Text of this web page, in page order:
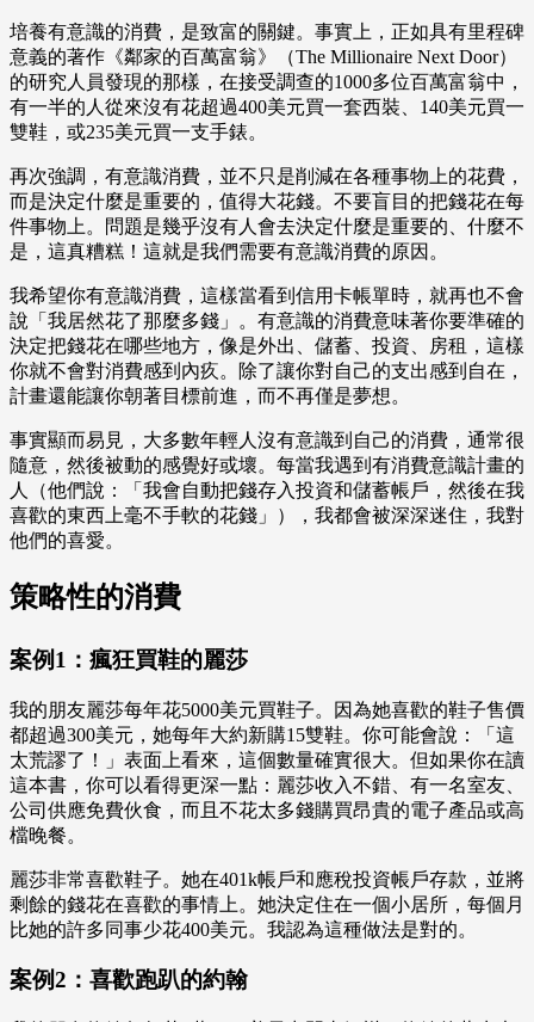
培養有意識的消費，是致富的關鍵。事實上，正如具有里程碑
意義的著作《鄰家的百萬富翁》（The Millionaire Next Door）
的研究人員發現的那樣，在接受調查的1000多位百萬富翁中，
有一半的人從來沒有花超過400美元買一套西裝、140美元買一
雙鞋，或235美元買一支手錶。
再次強調，有意識消費，並不只是削減在各種事物上的花費，
而是決定什麼是重要的，值得大花錢。不要盲目的把錢花在每
件事物上。問題是幾乎沒有人會去決定什麼是重要的、什麼不
是，這真糟糕！這就是我們需要有意識消費的原因。
我希望你有意識消費，這樣當看到信用卡帳單時，就再也不會
說「我居然花了那麼多錢」。有意識的消費意味著你要準確的
決定把錢花在哪些地方，像是外出、儲蓄、投資、房租，這樣
你就不會對消費感到內疚。除了讓你對自己的支出感到自在，
計畫還能讓你朝著目標前進，而不再僅是夢想。
事實顯而易見，大多數年輕人沒有意識到自己的消費，通常很
隨意，然後被動的感覺好或壞。每當我遇到有消費意識計畫的
人（他們說：「我會自動把錢存入投資和儲蓄帳戶，然後在我
喜歡的東西上毫不手軟的花錢」），我都會被深深迷住，我對
他們的喜愛。
策略性的消費
案例1：瘋狂買鞋的麗莎
我的朋友麗莎每年花5000美元買鞋子。因為她喜歡的鞋子售價
都超過300美元，她每年大約新購15雙鞋。你可能會說：「這
太荒謬了！」表面上看來，這個數量確實很大。但如果你在讀
這本書，你可以看得更深一點：麗莎收入不錯、有一名室友、
公司供應免費伙食，而且不花太多錢購買昂貴的電子產品或高
檔晚餐。
麗莎非常喜歡鞋子。她在401k帳戶和應稅投資帳戶存款，並將
剩餘的錢花在喜歡的事情上。她決定住在一個小居所，每個月
比她的許多同事少花400美元。我認為這種做法是對的。
案例2：喜歡跑趴的約翰